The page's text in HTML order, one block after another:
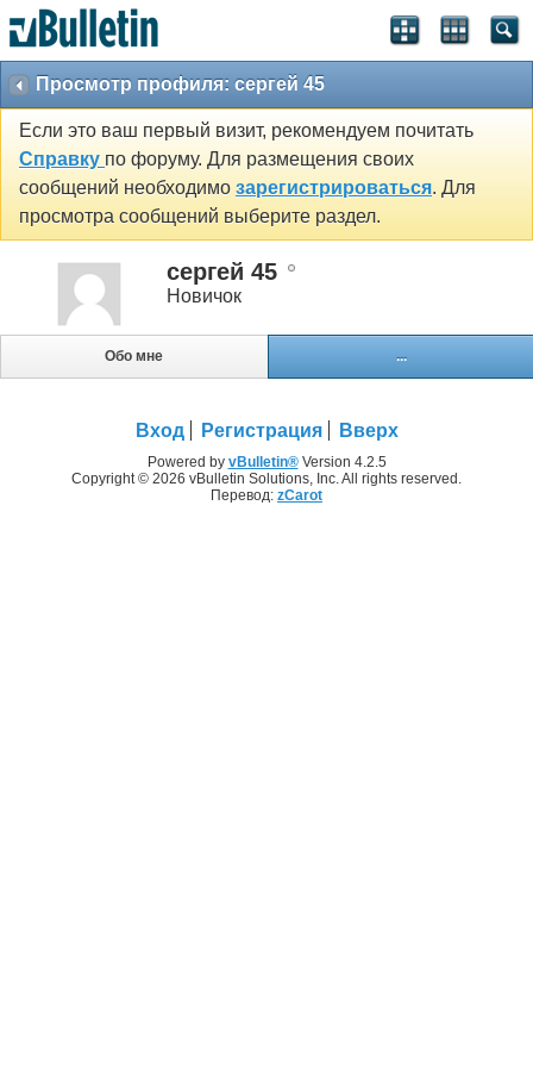
Просмотр профиля: сергей 45
Если это ваш первый визит, рекомендуем почитать
Справку по форуму. Для размещения своих
сообщений необходимо зарегистрироваться. Для
просмотра сообщений выберите раздел.
сергей 45
Новичок
Обо мне ...
Вход Регистрация Вверх
Powered by vBulletin®Version 4.2.5
Copyright © 2026 vBulletin Solutions, Inc. All rights reserved.
Перевод: zCarot